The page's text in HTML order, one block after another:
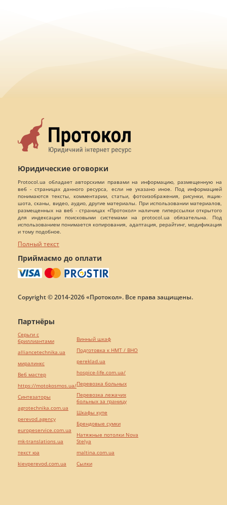
Юридические оговорки
Protocol.ua обладает авторскими правами на информацию, размещенную на
веб - страницах данного ресурса, если не указано иное. Под информацией
понимаются тексты, комментарии, статьи, фотоизображения, рисунки, ящик-
шота, сканы, видео, аудио, другие материалы. При использовании материалов,
размещенных на веб - страницах «Протокол» наличие гиперссылки открытого
для индексации поисковыми системами на protocol.ua обязательна. Под
использованием понимается копирования, адаптация, рерайтинг, модификация
и тому подобное.
Полный текст
Приймаємо до оплати
Copyright © 2014-2026 «Протокол». Все права защищены.
Партнёры
Серьги с
бриллиантами
alliancetechnika.ua
миралинкс
Веб мастер
https://motokosmos.ua/
Синтезаторы
agrotechnika.com.ua
perevod.agency
europeservice.com.ua
mk-translations.ua
текст юа
kievperevod.com.ua
Винный шкаф
Подготовка к НМТ / ВНО
pereklad.ua
hospice-life.com.ua/
Перевозка больных
Перевозка лежачих
больных за границу
Шкафы купе
Брендовые сумки
Натяжные потолки Nova
Stelya
maltina.com.ua
Cылки